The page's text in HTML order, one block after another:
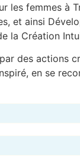
les femmes à
et ainsi
la Création
des actions
en se